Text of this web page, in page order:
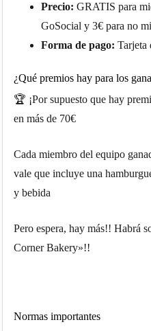
Precio: GRATIS para
GoSocial y 3€ para no
Forma de pago: Tarjeta
¿Qué premios hay para los
🏆 ¡Por supuesto que hay
en más de 70€
Cada miembro del equipo
vale que incluye una
y bebida
Pero espera, hay más!! Habrá
Corner Bakery»!!
Normas importantes